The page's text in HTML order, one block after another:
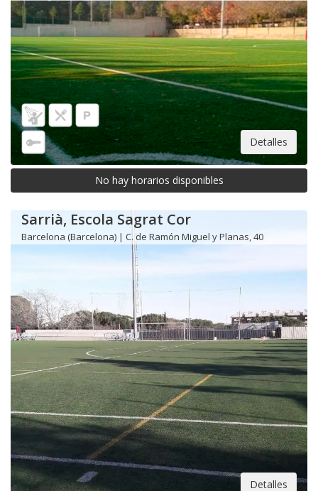
Detalles
No hay horarios disponibles
Sarrià, Escola Sagrat Cor
Barcelona (Barcelona) | C. de Ramón Miguel y Planas, 40
Detalles